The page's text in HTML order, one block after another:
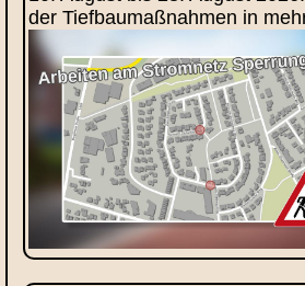
der Tiefbaumaßnahmen in